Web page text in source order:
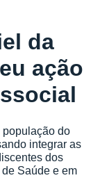
da
ação
população do
integrar as
dos
Saúde e em